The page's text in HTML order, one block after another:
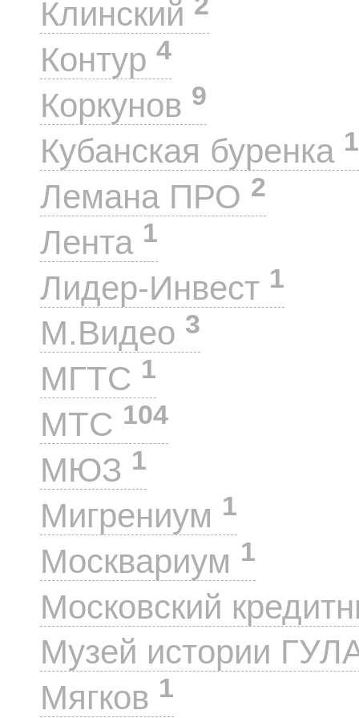
Клинский
Контур 4
Коркунов 9
Кубанская буренка 1
Лемана ПРО 2
Лента 1
Лидер-Инвест 1
М.Видео 3
МГТС 1
МТС 104
МЮЗ 1
Мигрениум 1
Москвариум 1
Московский
Музей истории
Мягков 1